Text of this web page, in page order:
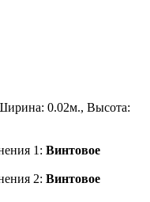
0.02м., Высота:
1: Винтовое
2: Винтовое